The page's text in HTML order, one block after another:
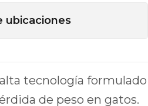
ubicaciones
tecnología formulado
de peso en gatos.